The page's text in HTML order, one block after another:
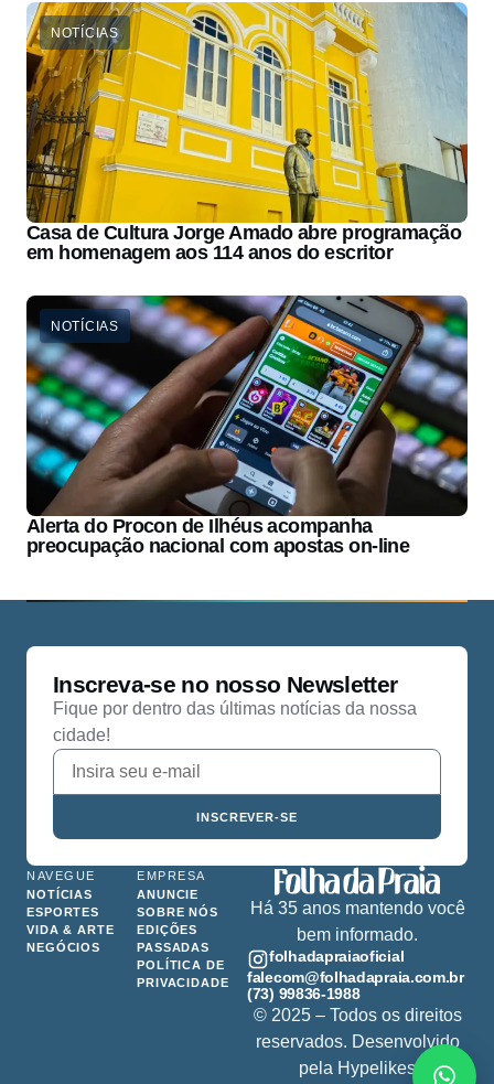
NOTÍCIAS
Casa de Cultura Jorge Amado abre programação
em homenagem aos 114 anos do escritor
NOTÍCIAS
Alerta do Procon de Ilhéus acompanha
preocupação nacional com apostas on-line
Inscreva-se no nosso Newsletter
Fique por dentro das últimas notícias da nossa
cidade!
INSCREVER-SE
NAVEGUE
NOTÍCIAS
ESPORTES
VIDA & ARTE
NEGÓCIOS
EMPRESA
ANUNCIE
SOBRE NÓS
EDIÇÕES
PASSADAS
POLÍTICA DE
PRIVACIDADE
Há 35 anos mantendo você
bem informado.
folhadapraiaoficial
falecom@folhadapraia.com.br
(73) 99836-1988
© 2025 – Todos os direitos
reservados. Desenvolvido
pela Hypelikes